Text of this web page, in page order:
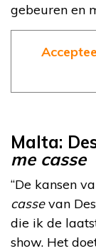
gebeuren en
Malta:
me casse
“De kansen
cassevan
die ik de
show. Het